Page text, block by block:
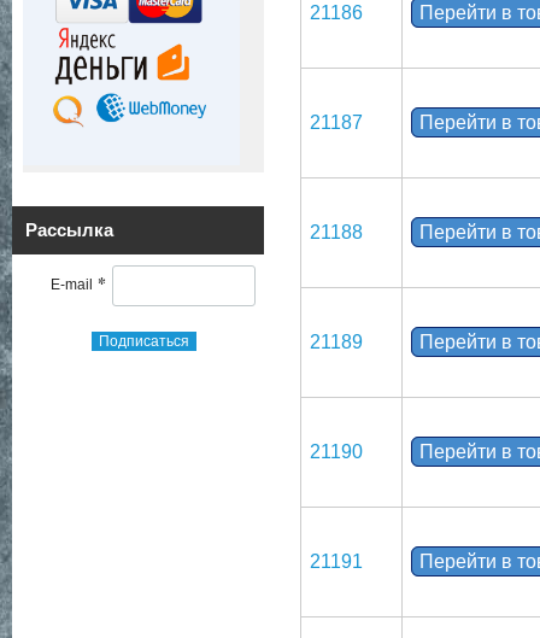
Рассылка
E-mail *
Подписаться
21186 Перейти в
21187 Перейти в
21188 Перейти в
21189 Перейти в
21190 Перейти в
21191 Перейти в